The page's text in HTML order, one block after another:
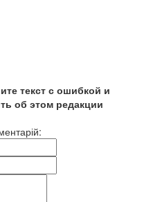
текст с ошибкой и
об этом редакции